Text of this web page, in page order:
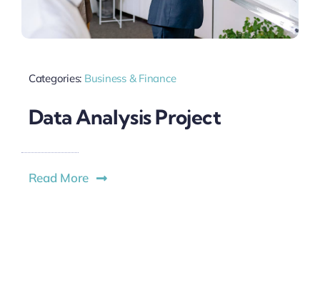
Categories: Business & Finance
Data Analysis Project
Read More